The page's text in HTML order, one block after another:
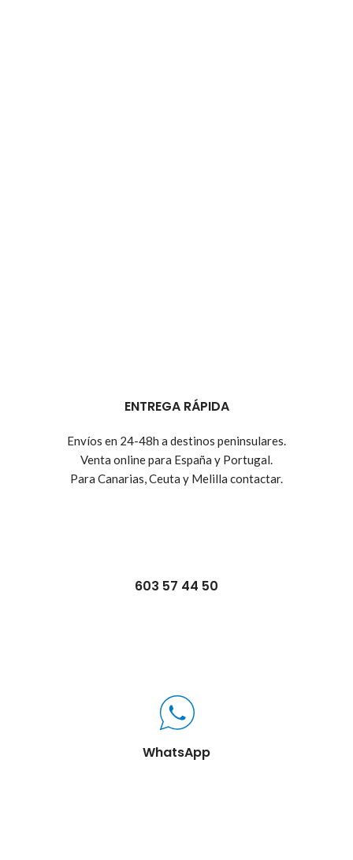
ENTREGA RÁPIDA
Envíos en 24-48h a destinos peninsulares.
Venta online para España y Portugal.
Para Canarias, Ceuta y Melilla contactar.
603 57 44 50
WhatsApp